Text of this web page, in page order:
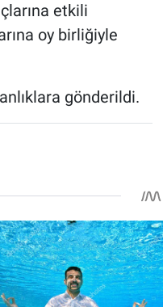
etkili
oy birliğiyle
gönderildi.